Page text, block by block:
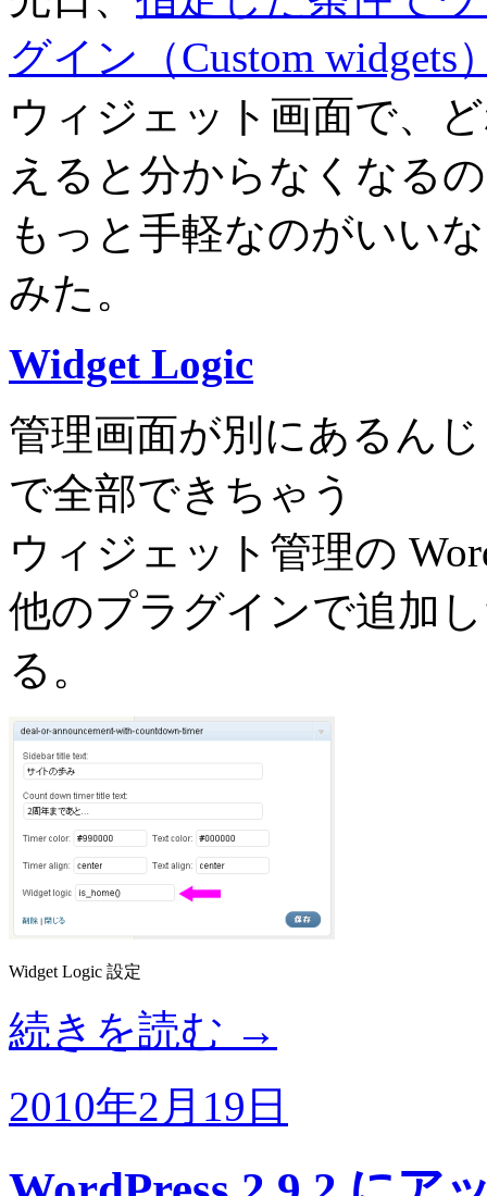
グイン（Custom widgets
ウィジェット画面で、
えると分からなくなる
もっと手軽なのがいい
みた。
Widget Logic
管理画面が別にあるん
で全部できちゃう
ウィジェット管理の
他のプラグインで追加
る。
Widget Logic 設定
続きを読む →
2010年2月19日